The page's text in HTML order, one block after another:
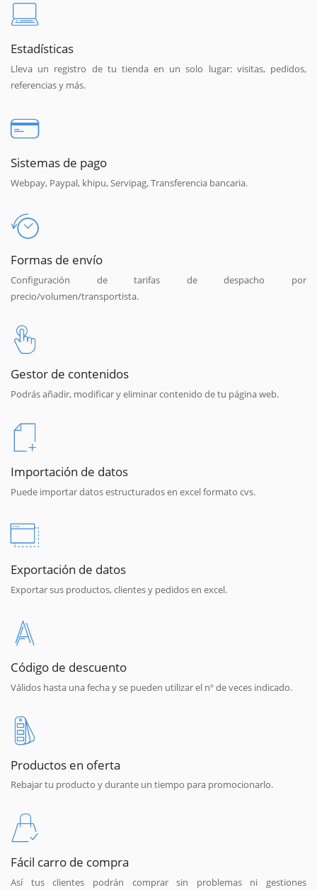
Estadísticas
Lleva un registro de tu tienda en un solo lugar: visitas, pedidos,
referencias y más.
Sistemas de pago
Webpay, Paypal, khipu, Servipag, Transferencia bancaria.
Formas de envío
Configuración de tarifas de despacho por
precio/volumen/transportista.
Gestor de contenidos
Podrás añadir, modificar y eliminar contenido de tu página web.
Importación de datos
Puede importar datos estructurados en excel formato cvs.
Exportación de datos
Exportar sus productos, clientes y pedidos en excel.
Código de descuento
Válidos hasta una fecha y se pueden utilizar el nº de veces indicado.
Productos en oferta
Rebajar tu producto y durante un tiempo para promocionarlo.
Fácil carro de compra
Así tus clientes podrán comprar sin problemas ni gestiones